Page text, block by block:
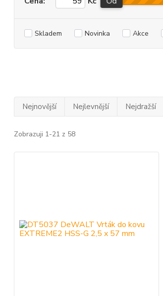
Skladem Novinka Akce
Nejnovější Nejlevnější Nejdražší
Zobrazuji 1-21 z 58